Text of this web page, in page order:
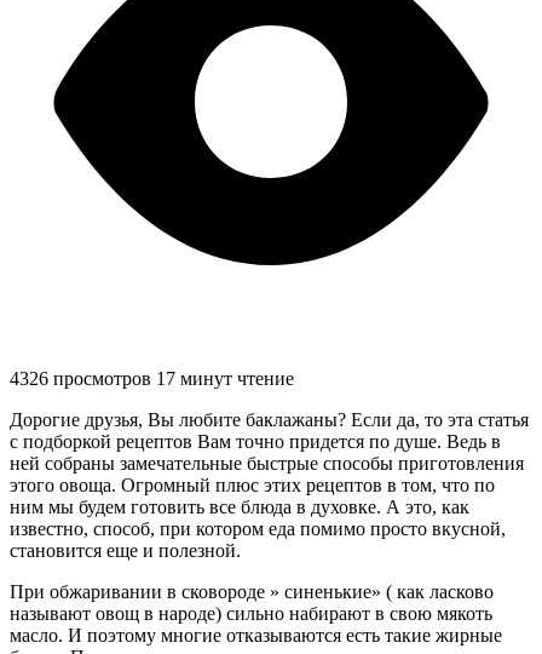
4326 просмотров 17 минут чтение
Дорогие друзья, Вы любите баклажаны? Если да, то эта статья
с подборкой рецептов Вам точно придется по душе. Ведь в
ней собраны замечательные быстрые способы приготовления
этого овоща. Огромный плюс этих рецептов в том, что по
ним мы будем готовить все блюда в духовке. А это, как
известно, способ, при котором еда помимо просто вкусной,
становится еще и полезной.
При обжаривании в сковороде » синенькие» ( как ласково
называют овощ в народе) сильно набирают в свою мякоть
масло. И поэтому многие отказываются есть такие жирные